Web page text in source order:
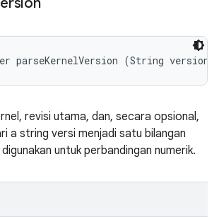
parseKernelVersion (String version)
revisi utama, dan, secara opsional,
a string versi menjadi satu bilangan
untuk perbandingan numerik.